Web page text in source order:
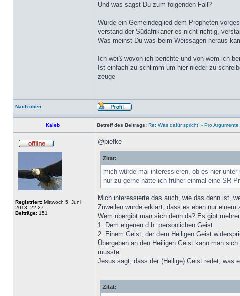
Und was sagst Du zum folgenden Fall?
Wurde ein Gemeindeglied dem Propheten
verstand der Südafrikaner es nicht richtig,
Was meinst Du was beim Weissagen heraus
Ich weiß wovon ich berichte und von wem ich
Ist einfach zu schlimm um hier nieder zu
zeuge
Nach oben
Kaleb Betreff des Beitrags: Re: Was dafür spricht! - Pro Argumente
Registriert: Mittwoch 5. Juni
2013, 22:27
Beiträge: 151
@piefke
Zitat:
mich würde mal interessieren, ob es hier
nur zu gerne hätte ich früher einmal eine SR-
Mich interessierte das auch, wie das denn ist,
Zuweilen wurde erklärt, dass es eben nur
Wem übergibt man sich denn da? Es gibt
1. Dem eigenen d.h. persönlichen Geist
2. Einem Geist, der dem Heiligen Geist
Übergeben an den Heiligen Geist kann man
musste.
Jesus sagt, dass der (Heilige) Geist redet, was
Zitat: